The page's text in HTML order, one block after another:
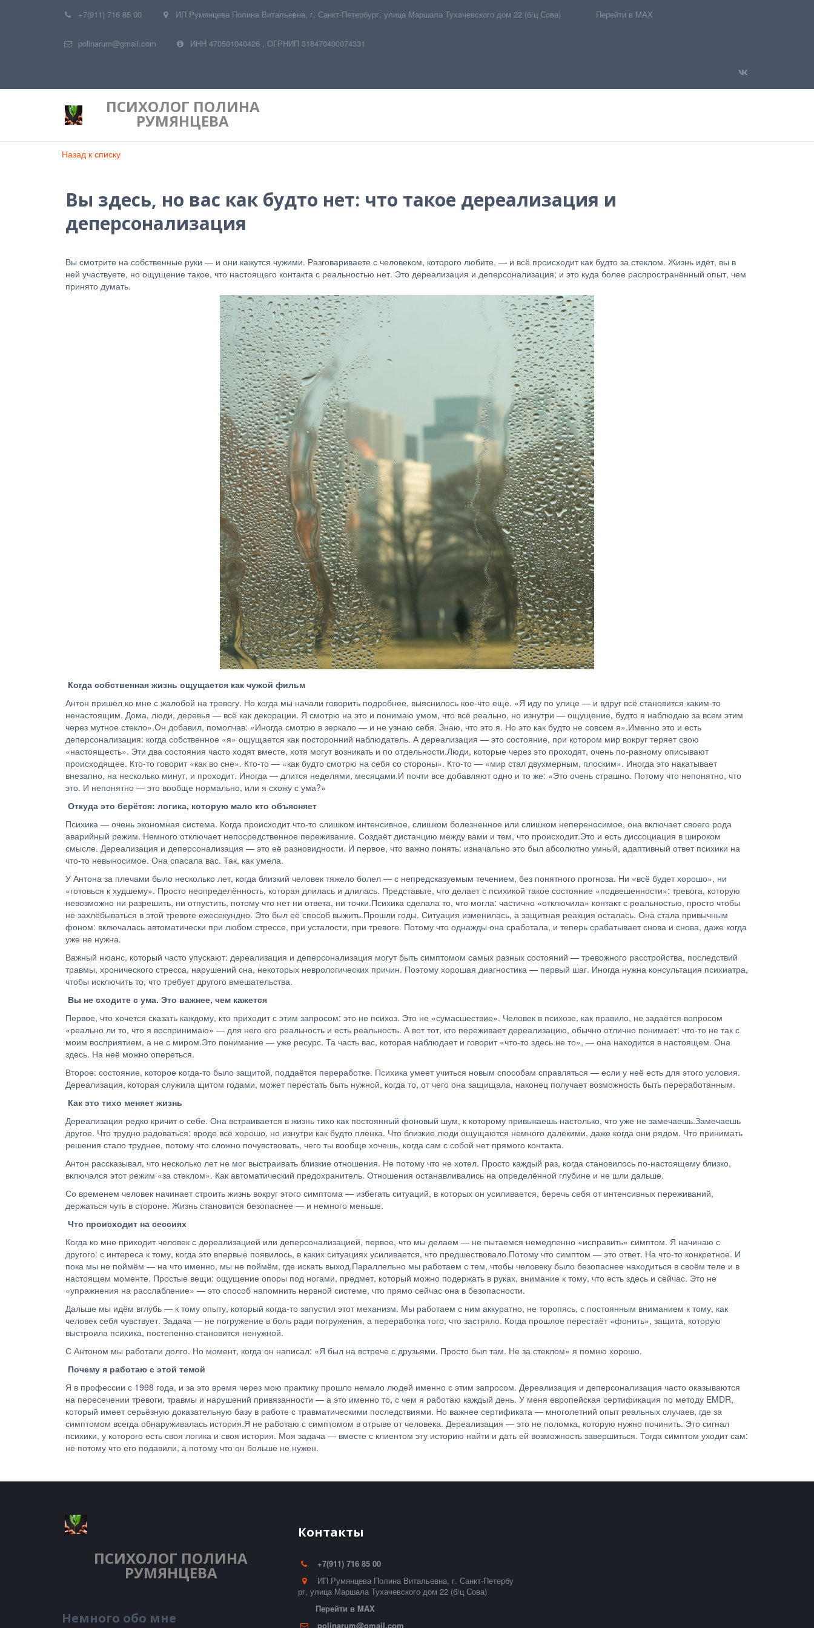
+7(911) 716 85 00 ИП Румянцева Полина Витальевна, г. Санкт-Петербург, улица Маршала Тухачевского дом 22 (б/ц Сова) Перейти в MAX
polinarum@gmail.com ИНН 470501040426 , ОГРНИП 318470400074331
ПСИХОЛОГ ПОЛИНА
РУМЯНЦЕВА
Назад к списку
Вы здесь, но вас как будто нет: что такое дереализация и
деперсонализация
Вы смотрите на собственные руки — и они кажутся чужими. Разговариваете с человеком, которого любите, — и всё происходит как будто за стеклом. Жизнь идёт, вы в
ней участвуете, но ощущение такое, что настоящего контакта с реальностью нет. Это дереализация и деперсонализация; и это куда более распространённый опыт, чем
принято думать.
Когда собственная жизнь ощущается как чужой фильм
Антон пришёл ко мне с жалобой на тревогу. Но когда мы начали говорить подробнее, выяснилось кое-что ещё. «Я иду по улице — и вдруг всё становится каким-то
ненастоящим. Дома, люди, деревья — всё как декорации. Я смотрю на это и понимаю умом, что всё реально, но изнутри — ощущение, будто я наблюдаю за всем этим
через мутное стекло».Он добавил, помолчав: «Иногда смотрю в зеркало — и не узнаю себя. Знаю, что это я. Но это как будто не совсем я».Именно это и есть
деперсонализация: когда собственное «я» ощущается как посторонний наблюдатель. А дереализация — это состояние, при котором мир вокруг теряет свою
«настоящесть». Эти два состояния часто ходят вместе, хотя могут возникать и по отдельности.Люди, которые через это проходят, очень по-разному описывают
происходящее. Кто-то говорит «как во сне». Кто-то — «как будто смотрю на себя со стороны». Кто-то — «мир стал двухмерным, плоским». Иногда это накатывает
внезапно, на несколько минут, и проходит. Иногда — длится неделями, месяцами.И почти все добавляют одно и то же: «Это очень страшно. Потому что непонятно, что
это. И непонятно — это вообще нормально, или я схожу с ума?»
Откуда это берётся: логика, которую мало кто объясняет
Психика — очень экономная система. Когда происходит что-то слишком интенсивное, слишком болезненное или слишком непереносимое, она включает своего рода
аварийный режим. Немного отключает непосредственное переживание. Создаёт дистанцию между вами и тем, что происходит.Это и есть диссоциация в широком
смысле. Дереализация и деперсонализация — это её разновидности. И первое, что важно понять: изначально это был абсолютно умный, адаптивный ответ психики на
что-то невыносимое. Она спасала вас. Так, как умела.
У Антона за плечами было несколько лет, когда близкий человек тяжело болел — с непредсказуемым течением, без понятного прогноза. Ни «всё будет хорошо», ни
«готовься к худшему». Просто неопределённость, которая длилась и длилась. Представьте, что делает с психикой такое состояние «подвешенности»: тревога, которую
невозможно ни разрешить, ни отпустить, потому что нет ни ответа, ни точки.Психика сделала то, что могла: частично «отключила» контакт с реальностью, просто чтобы
не захлёбываться в этой тревоге ежесекундно. Это был её способ выжить.Прошли годы. Ситуация изменилась, а защитная реакция осталась. Она стала привычным
фоном: включалась автоматически при любом стрессе, при усталости, при тревоге. Потому что однажды она сработала, и теперь срабатывает снова и снова, даже когда
уже не нужна.
Важный нюанс, который часто упускают: дереализация и деперсонализация могут быть симптомом самых разных состояний — тревожного расстройства, последствий
травмы, хронического стресса, нарушений сна, некоторых неврологических причин. Поэтому хорошая диагностика — первый шаг. Иногда нужна консультация психиатра,
чтобы исключить то, что требует другого вмешательства.
Вы не сходите с ума. Это важнее, чем кажется
Первое, что хочется сказать каждому, кто приходит с этим запросом: это не психоз. Это не «сумасшествие». Человек в психозе, как правило, не задаётся вопросом
«реально ли то, что я воспринимаю» — для него его реальность и есть реальность. А вот тот, кто переживает дереализацию, обычно отлично понимает: что-то не так с
моим восприятием, а не с миром.Это понимание — уже ресурс. Та часть вас, которая наблюдает и говорит «что-то здесь не то», — она находится в настоящем. Она
здесь. На неё можно опереться.
Второе: состояние, которое когда-то было защитой, поддаётся переработке. Психика умеет учиться новым способам справляться — если у неё есть для этого условия.
Дереализация, которая служила щитом годами, может перестать быть нужной, когда то, от чего она защищала, наконец получает возможность быть переработанным.
Как это тихо меняет жизнь
Дереализация редко кричит о себе. Она встраивается в жизнь тихо как постоянный фоновый шум, к которому привыкаешь настолько, что уже не замечаешь.Замечаешь
другое. Что трудно радоваться: вроде всё хорошо, но изнутри как будто плёнка. Что близкие люди ощущаются немного далёкими, даже когда они рядом. Что принимать
решения стало труднее, потому что сложно почувствовать, чего ты вообще хочешь, когда сам с собой нет прямого контакта.
Антон рассказывал, что несколько лет не мог выстраивать близкие отношения. Не потому что не хотел. Просто каждый раз, когда становилось по-настоящему близко,
включался этот режим «за стеклом». Как автоматический предохранитель. Отношения останавливались на определённой глубине и не шли дальше.
Со временем человек начинает строить жизнь вокруг этого симптома — избегать ситуаций, в которых он усиливается, беречь себя от интенсивных переживаний,
держаться чуть в стороне. Жизнь становится безопаснее — и немного меньше.
Что происходит на сессиях
Когда ко мне приходит человек с дереализацией или деперсонализацией, первое, что мы делаем — не пытаемся немедленно «исправить» симптом. Я начинаю с
другого: с интереса к тому, когда это впервые появилось, в каких ситуациях усиливается, что предшествовало.Потому что симптом — это ответ. На что-то конкретное. И
пока мы не поймём — на что именно, мы не поймём, где искать выход.Параллельно мы работаем с тем, чтобы человеку было безопаснее находиться в своём теле и в
настоящем моменте. Простые вещи: ощущение опоры под ногами, предмет, который можно подержать в руках, внимание к тому, что есть здесь и сейчас. Это не
«упражнения на расслабление» — это способ напомнить нервной системе, что прямо сейчас она в безопасности.
Дальше мы идём вглубь — к тому опыту, который когда-то запустил этот механизм. Мы работаем с ним аккуратно, не торопясь, с постоянным вниманием к тому, как
человек себя чувствует. Задача — не погружение в боль ради погружения, а переработка того, что застряло. Когда прошлое перестаёт «фонить», защита, которую
выстроила психика, постепенно становится ненужной.
С Антоном мы работали долго. Но момент, когда он написал: «Я был на встрече с друзьями. Просто был там. Не за стеклом» я помню хорошо.
Почему я работаю с этой темой
Я в профессии с 1998 года, и за это время через мою практику прошло немало людей именно с этим запросом. Дереализация и деперсонализация часто оказываются
на пересечении тревоги, травмы и нарушений привязанности — а это именно то, с чем я работаю каждый день. У меня европейская сертификация по методу EMDR,
который имеет серьёзную доказательную базу в работе с травматическими последствиями. Но важнее сертификата — многолетний опыт реальных случаев, где за
симптомом всегда обнаруживалась история.Я не работаю с симптомом в отрыве от человека. Дереализация — это не поломка, которую нужно починить. Это сигнал
психики, у которого есть своя логика и своя история. Моя задача — вместе с клиентом эту историю найти и дать ей возможность завершиться. Тогда симптом уходит сам:
не потому что его подавили, а потому что он больше не нужен.
ПСИХОЛОГ ПОЛИНА
РУМЯНЦЕВА
Немного обо мне
Контакты
+7(911) 716 85 00
ИП Румянцева Полина Витальевна, г. Санкт-Петербу
рг, улица Маршала Тухачевского дом 22 (б/ц Сова)
Перейти в MAX
polinarum@gmail.com